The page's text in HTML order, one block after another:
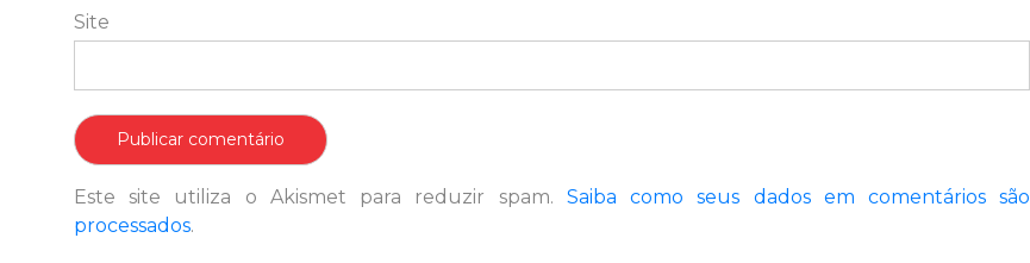
Site
Este site utiliza o Akismet para reduzir spam. Saiba como seus dados em comentários são
processados.